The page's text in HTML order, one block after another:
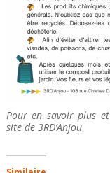
Pour en savoir plus
site de 3RD’Anjou